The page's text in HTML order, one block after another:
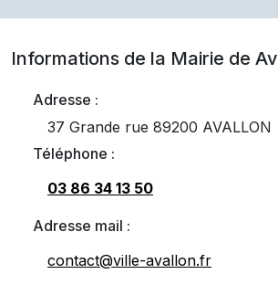
Informations de la Mairie de
Adresse :
37 Grande rue 89200 AVALLON
Téléphone :
03 86 34 13 50
Adresse mail :
contact@ville-avallon.fr